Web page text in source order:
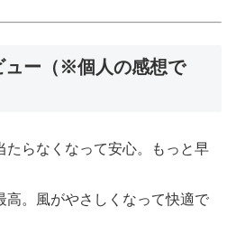
ュー（※個人の感想で
たらなくなって安心。もっと早
高。風がやさしくなって快適で